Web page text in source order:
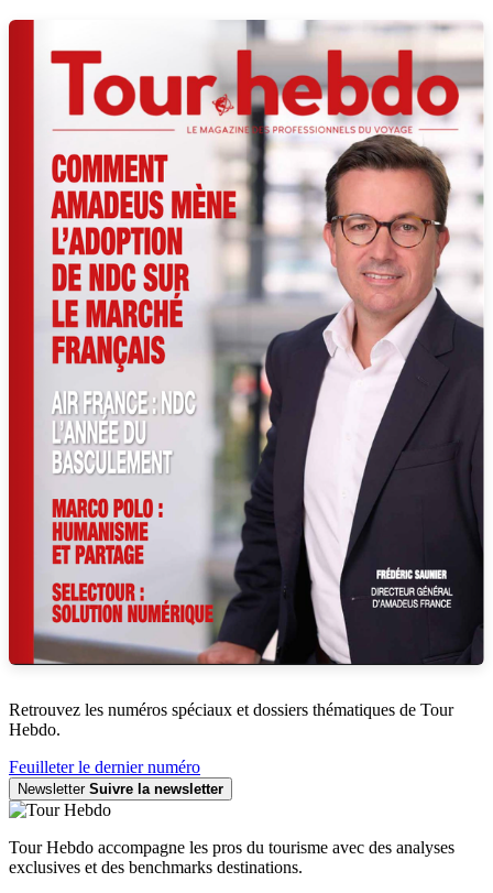
Retrouvez les numéros spéciaux et dossiers thématiques de Tour
Hebdo.
Feuilleter le dernier numéro
Newsletter Suivre la newsletter
Tour Hebdo accompagne les pros du tourisme avec des analyses
exclusives et des benchmarks destinations.